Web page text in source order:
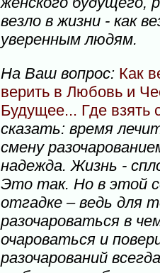
везло в жизни - как
уверенным людям.
На Ваш вопрос: Как
верить в Любовь и
Будущее... Где взять
сказать: время
смену
надежда. Жизнь -
Это так. Но в этой
отгадке – ведь для
разочароваться в
очароваться и
разочарований